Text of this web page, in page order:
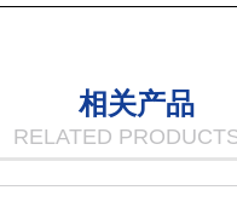
相关产品
RELATED